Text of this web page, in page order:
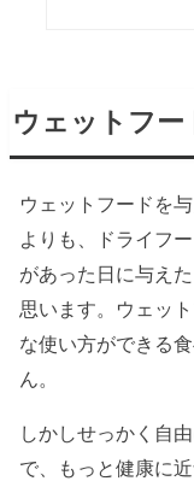
ウェットフー
ウェットフードを
よりも、ドライフ
があった日に与え
思います。ウェッ
な使い方ができる
ん。
しかしせっかく自
で、もっと健康に